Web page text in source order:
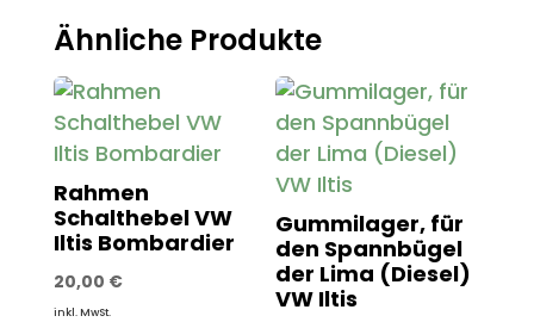
Ähnliche Produkte
Rahmen
Schalthebel VW
Iltis Bombardier
20,00 €
inkl. MwSt.
Gummilager, für
den Spannbügel
der Lima (Diesel)
VW Iltis